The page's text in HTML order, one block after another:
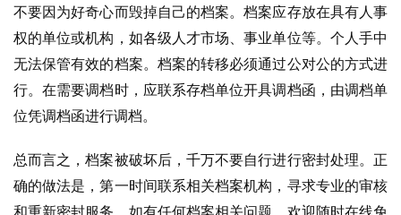
不要因为好奇心而毁掉自己的档案。档案应存放在具有人事
权的单位或机构，如各级人才市场、事业单位等。个人手中
无法保管有效的档案。档案的转移必须通过公对公的方式进
行。在需要调档时，应联系存档单位开具调档函，由调档单
位凭调档函进行调档。
总而言之，档案被破坏后，千万不要自行进行密封处理。正
确的做法是，第一时间联系相关档案机构，寻求专业的审核
和重新密封服务。如有任何档案相关问题，欢迎随时在线免